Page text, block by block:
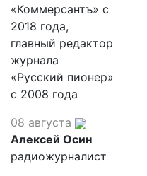
«Коммерсантъ» с
2018 года,
главный редактор
журнала
«Русский пионер»
с 2008 года
08 августа
Алексей Осин
радиожурналист